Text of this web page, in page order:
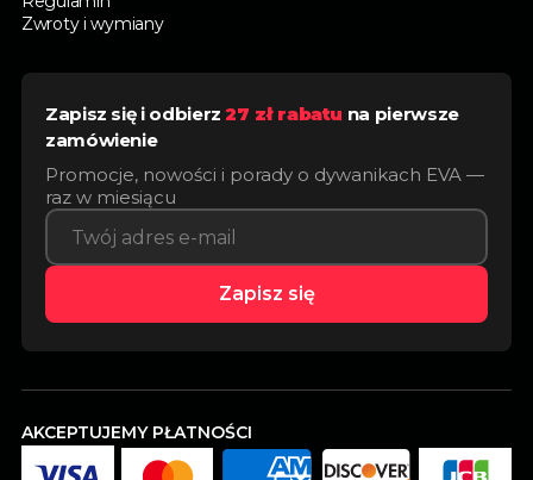
Zwroty i wymiany
Zapisz się i odbierz27 zł rabatu na pierwsze
zamówienie
Promocje, nowości i porady o dywanikach EVA —
raz w miesiącu
Zapisz się
AKCEPTUJEMY PŁATNOŚCI